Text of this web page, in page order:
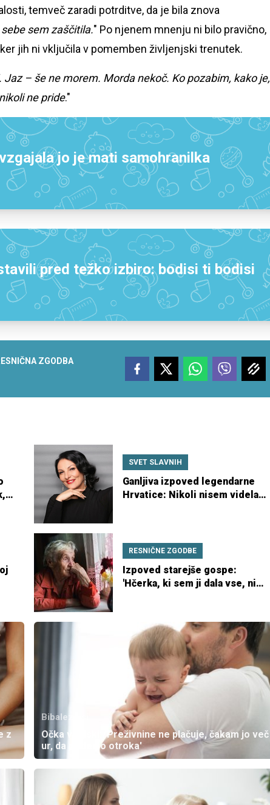
temveč zaradi potrditve, da je bila znova
sem zaščitila." Po njenem mnenju ni bilo pravično,
jih ni vključila v pomemben življenjski trenutek.
Jaz – še ne morem. Morda nekoč. Ko pozabim, kako je,
ne pride."
jo je mati samohranilka
pred težko izbiro: bodisi ti bodisi
ZGODBA
SVET SLAVNIH
Ganljiva izpoved legendarne
Hrvatice: Nikoli nisem videla,
RESNIČNE ZGODBE
Izpoved starejše gospe:
'Hčerka, ki sem ji dala vse, ni
z
Bibaleze.si
Očka v stiski: 'Preživnine ne plačuje, čakam jo več
ur, da pride po otroka'